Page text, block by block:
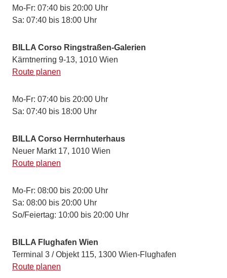
Mo-Fr: 07:40 bis 20:00 Uhr
Sa: 07:40 bis 18:00 Uhr
BILLA Corso Ringstraßen-Galerien
Kärntnerring 9-13, 1010 Wien
Route planen
Mo-Fr: 07:40 bis 20:00 Uhr
Sa: 07:40 bis 18:00 Uhr
BILLA Corso Herrnhuterhaus
Neuer Markt 17, 1010 Wien
Route planen
Mo-Fr: 08:00 bis 20:00 Uhr
Sa: 08:00 bis 20:00 Uhr
So/Feiertag: 10:00 bis 20:00 Uhr
BILLA Flughafen Wien
Terminal 3 / Objekt 115, 1300 Wien-Flughafen
Route planen